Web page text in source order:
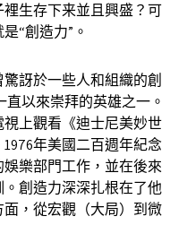
生存下来並且興盛？可
“創造力”。
訝於一些人和組織的創
以來崇拜的英雄之一。
上觀看《迪士尼美妙世
年美國二百週年紀念
樂部門工作，並在後來
創造力深深扎根在了他
，從宏觀（大局）到微